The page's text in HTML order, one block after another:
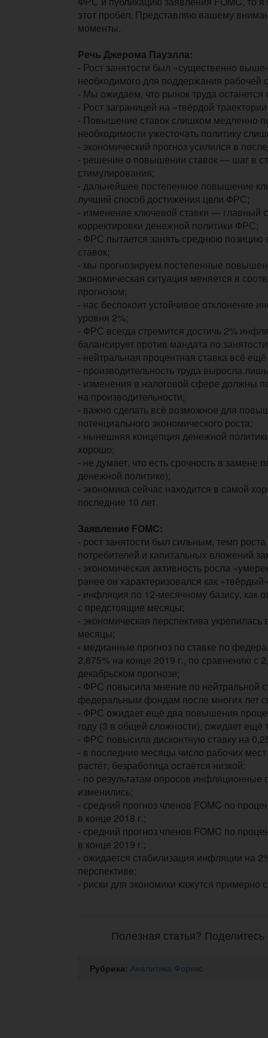
этот пробел. Представляю вашему
моменты.
Речь Джерома Пауэлла:
- Рост занятости был «существенно
необходимого для поддержания рабочей
- Мы ожидаем, что рынок труда
- Рост заграницей на «твёрдой
- Повышение ставок слишком медленно
необходимости ужесточать политику
- экономический прогноз усилился в
- решение о повышении ставок — шаг в
стимулирования;
- дальнейшее постепенное повышение
лучший способ достижения цели ФРС;
- изменение ключевой ставки — главный
корректировки денежной политики ФРС;
- ФРС пытается занять среднюю
ставок;
- мы прогнозируем постепенные
экономическая ситуация меняется в
прогнозом;
- нас беспокоит устойчивое отклонение
уровня 2%;
- ФРС всегда стремится достичь 2%
балансирует против мандата по
- нейтральная процентная ставка всё
- производительностьтруда выросла
- изменения в налоговой сфере должны
на производительности;
- важно сделать всё возможное для
потенциального экономического роста;
- нынешняя концепция денежной
хорошо;
- не думает, что есть срочность в замене
денежной политике);
- экономика сейчас находится в самой
последние 10 лет.
Заявление FOMC:
- рост занятости был сильным, темп
потребителей и капитальных вложений
- экономическая активность росла
ранее он характеризовался как
- инфляция по 12-месячному базису, как
с предстоящие месяцы;
- экономическая перспектива укрепилась
месяцы;
- медианные прогноз по ставке по
2,875% на конце 2019 г., по сравнению с
декабрьском прогнозе;
- ФРС повысила мнение по нейтральной
федеральным фондам после многих лет
- ФРС ожидает ещё два повышения
году (3 в общей сложности), ожидает ещё
- ФРС повысила дисконтную ставку на
- в последние месяцы число рабочих
растёт, безработица остаётся низкой;
- по результатам опросов инфляционные
изменились;
- средний прогноз членов FOMC по
в конце 2018 г.;
- средний прогноз членов FOMC по
в конце 2019 г.;
- ожидается стабилизация инфляции на
перспективе;
- риски для экономики кажутся примерно
Полезная статья?
Рубрика: Аналитика Форекс